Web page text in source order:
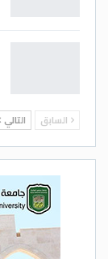
السابق التالي